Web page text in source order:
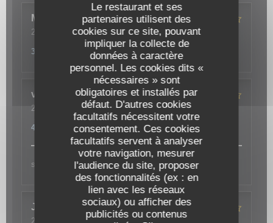
Le restaurant et ses
partenaires utilisent des
cookies sur ce site, pouvant
impliquer la collecte de
données à caractère
personnel. Les cookies dits «
nécessaires » sont
obligatoires et installés par
défaut. D'autres cookies
facultatifs nécessitent votre
consentement. Ces cookies
facultatifs servent à analyser
votre navigation, mesurer
l'audience du site, proposer
des fonctionnalités (ex : en
lien avec les réseaux
sociaux) ou afficher des
publicités ou contenus
Mélanie
2024-02-23
- 20:30 - Couverts 2
Ambiance: 3 /5 Cuisine: 4 /5 Qualité / Prix
3
vero
2024-02-18
- 12:30 - Couverts 4
/5 Ambiance : 4/5 Cuisine: 4/5 Qualité / Prix
4
sympa et bon à refaire...
Jean-Paul C
2024-02-20
- 12:30 - Couverts 7